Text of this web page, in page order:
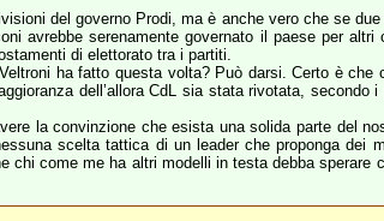
del governo Prodi, ma è anche vero che se
avrebbe serenamente governato il paese per
di elettorato tra i partiti.
ha fatto questa volta? Può darsi. Certo è
dell’allora CdL sia stata rivotata, secondo
la convinzione che esista una solida parte del
scelta tattica di un leader che proponga dei
come me ha altri modelli in testa debba